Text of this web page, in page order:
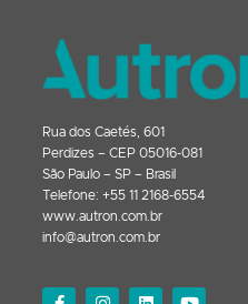
Rua dos Caetés, 601
Perdizes – CEP 05016-081
São Paulo – SP – Brasil
Telefone: +55 11 2168-6554
www.autron.com.br
info@autron.com.br